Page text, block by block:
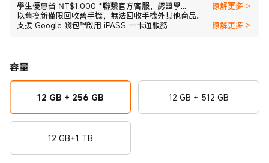
學生優惠省 NT$1,000 *聯繫官方客服，認證學...
瞭解更多 >
以舊換新僅限回收舊手機，無法回收手機外其他商品。
支援 Google 錢包™啟用 iPASS 一卡通服務
瞭解更多 >
容量
12 GB + 256 GB 12 GB + 512 GB
12 GB+1 TB